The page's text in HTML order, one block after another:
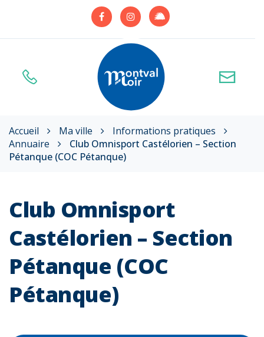
Lien
compte
Facebook
Lien
le
compte
Instagram
Lien
compte
Illiwap
Accueil Ma ville
Informations pratiques
Annuaire
Club Omnisport Castélorien – Section
Pétanque (COC Pétanque)
Club Omnisport
Castélorien – Section
Pétanque (COC
Pétanque)